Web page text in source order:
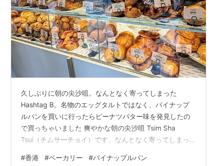
久しぶりに朝の尖沙咀。なんとなく寄ってしまった
Hashtag B。名物のエッグタルトではなく、パイナップ
ルパンを買いに行ったらピーナツバター味を発見したの
で買っちゃいました 爽やかな朝の尖沙咀 Tsim Sha
Tsui（チムサーチョイ）です。なんとなく寄ってしまっ
ルトが大人気のお店です↓ 午後になると列ができます
#香港 #ベーカリー #パイナップルパン